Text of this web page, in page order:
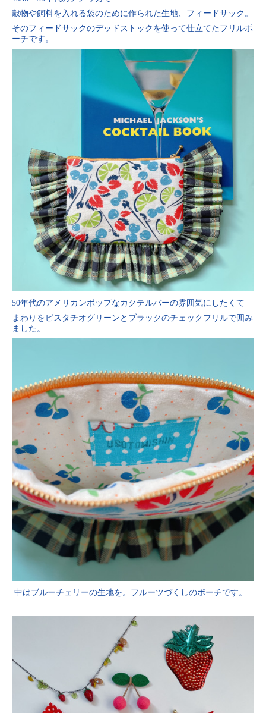
穀物や飼料を入れる袋のために作られた生地、フィードサック。
そのフィードサックのデッドストックを使って仕立てたフリルポ
ーチです。
50年代のアメリカンポップなカクテルバーの雰囲気にしたくて
まわりをピスタチオグリーンとブラックのチェックフリルで囲み
ました。
中はブルーチェリーの生地を。フルーツづくしのポーチです。